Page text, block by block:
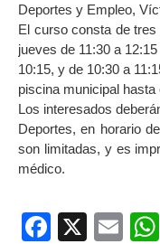
Deportes y Empleo,
El curso consta de
jueves de 11:30 a
10:15, y de 10:30 a
piscina municipal hasta
Los interesados
Deportes, en horario
son limitadas, y es
médico.
X